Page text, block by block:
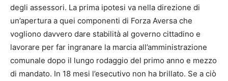
degli assessori. La prima ipotesi va nella direzione di
un’apertura a quei componenti di Forza Aversa che
vogliono davvero dare stabilità al governo cittadino e
lavorare per far ingranare la marcia all’amministrazione
comunale dopo il lungo rodaggio del primo anno e mezzo
di mandato. In 18 mesi l’esecutivo non ha brillato. Se a ciò